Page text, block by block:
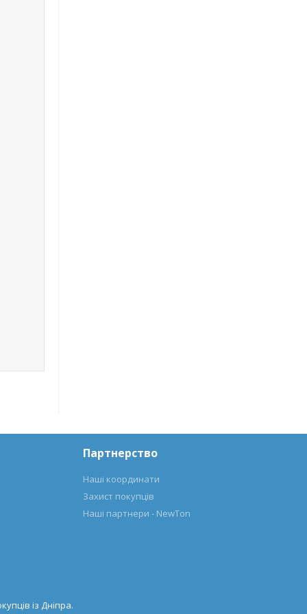
Партнерство
Наші координати
Захист покупців
Наші партнери - NewTon
із Дніпра.